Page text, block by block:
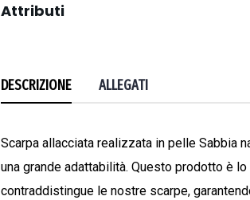
Attributi
DESCRIZIONE ALLEGATI
Scarpa allacciata realizzata inpelle Sabbia
una grande adattabilità. Questo prodotto è
contraddistingue le nostre scarpe,